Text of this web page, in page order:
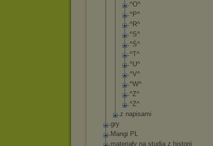
^O^
^P^
^R^
^S^
^Ś^
^T^
^U^
^V^
^W^
^Z^
^Ż^
z napisami
gry
Mangi PL
materiały na studia z historii